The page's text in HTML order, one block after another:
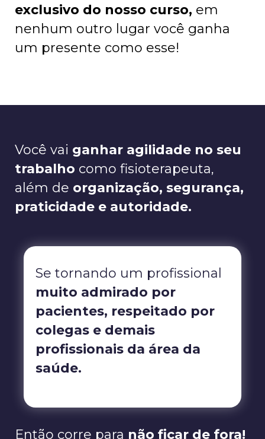
exclusivo do nosso curso, em
nenhum outro lugar você ganha
um presente como esse!
Você vai ganhar agilidade no seu
trabalho como fisioterapeuta,
além de organização, segurança,
praticidade e autoridade.
Se tornando um profissional
muito admirado por
pacientes, respeitado por
colegas e demais
profissionais da área da
saúde.
Então corre para não ficar de fora!